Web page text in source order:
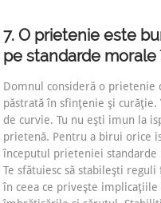
7. O prietenie este
pe standarde morale
Domnul consideră o prietenie
păstrată în sfinţenie şi
de curvie. Tu nu eşti imun la
prietenă. Pentru a birui orice
începutul prieteniei
Te sfătuiesc să stabileşti
în ceea ce priveşte